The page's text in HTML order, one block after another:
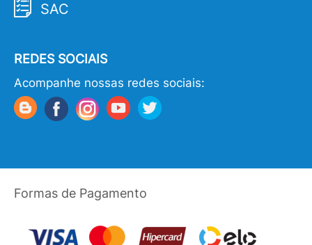
SAC
REDES SOCIAIS
Acompanhe nossas redes sociais:
Formas de Pagamento